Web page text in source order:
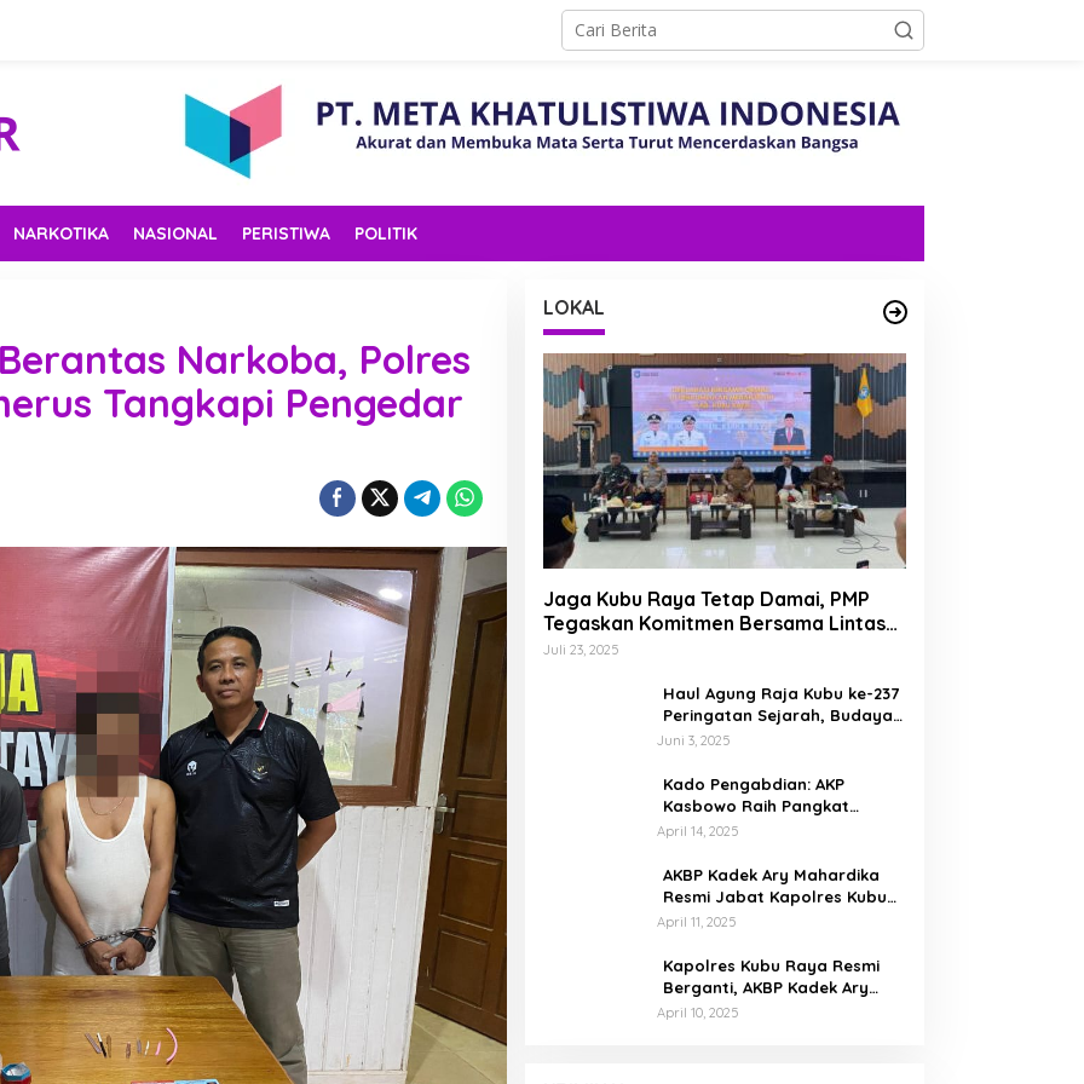
NARKOTIKA NASIONAL PERISTIWA POLITIK
Narkoba, Polres
Tangkapi Pengedar
LOKAL
Jaga Kubu Raya Tetap Damai, PMP
Tegaskan Komitmen Bersama Lintas
Etnis dan Budaya
Juli 23, 2025
Haul Agung Raja Kubu ke-237
Peringatan Sejarah, Budaya,
dan Energi Nasionalisme di
Juni 3, 2025
Kado Pengabdian: AKP
Kasbowo Raih Pangkat
Kompol Dua Bulan Jelang
April 14, 2025
AKBP Kadek Ary Mahardika
Resmi Jabat Kapolres Kubu
Raya, Siap Perkuat
Masyarakat
April 11, 2025
Kapolres Kubu Raya Resmi
Berganti, AKBP Kadek Ary
Mahardika Disambut Tradisi
April 10, 2025
Predator di Dalam Rumah: Kisah
Pilu Remaja 15 Tahun di Kubu Raya